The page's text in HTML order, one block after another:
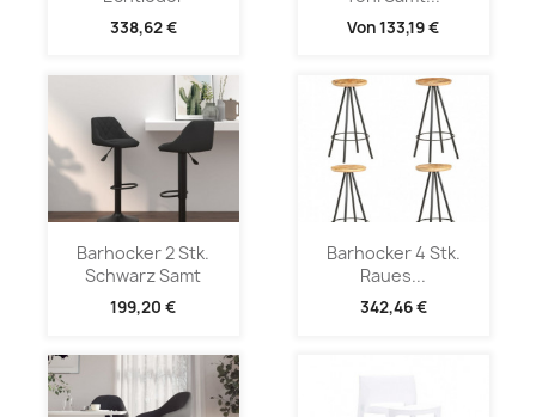
338,62 € Von133,19 €
Barhocker 2 Stk.
Schwarz Samt
199,20 €
Barhocker 4 Stk.
Raues...
342,46 €